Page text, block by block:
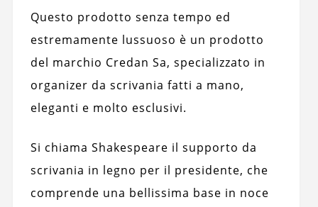
Questo prodotto senza tempo ed
estremamente lussuoso è un prodotto
del marchio Credan Sa, specializzato in
organizer da scrivania fatti a mano,
eleganti e molto esclusivi.
Si chiama Shakespeare il supporto da
scrivania in legno per il presidente, che
comprende una bellissima base in noce